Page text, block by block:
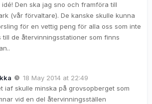
idé! Den ska jag sno och framföra till
(vår förvaltare). De kanske skulle kunna
för en vettig peng för alla oss som inte
till de återvinningsstationer som finns
18 May 2014 at 22:49
iaf skulle minska på grovsopberget som
vid en del återvinningsställen